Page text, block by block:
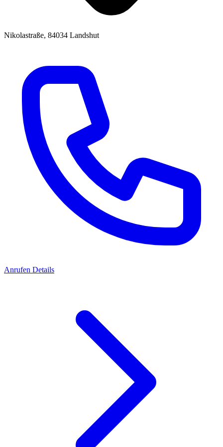
Nikolastraße, 84034 Landshut
Anrufen Details